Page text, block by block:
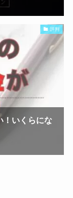
評判
！いくらにな